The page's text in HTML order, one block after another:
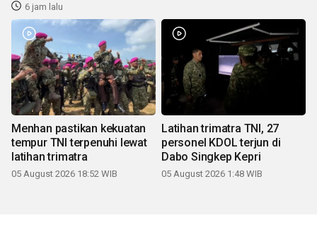
6 jam lalu
Menhan pastikan kekuatan
tempur TNI terpenuhi lewat
latihan trimatra
05 August 2026 18:52 WIB
Latihan trimatra TNI, 27
personel KDOL terjun di
Dabo Singkep Kepri
05 August 2026 1:48 WIB